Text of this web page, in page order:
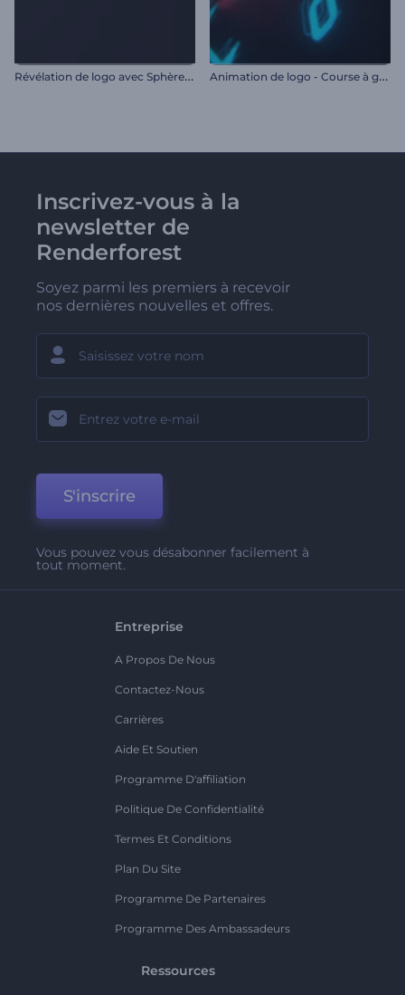
R
évélation de logo avec Sphères en couches A
nimation de logo - Course à grande vitesse
Inscrivez-vous à la
newsletter de
Renderforest
Soyez parmi les premiers à recevoir
nos dernières nouvelles et offres.
S'inscrire
Vous pouvez vous désabonner facilement à
tout moment.
Entreprise
A Propos De Nous
Contactez-Nous
Carrières
Aide Et Soutien
Programme D'affiliation
Politique De Confidentialité
Termes Et Conditions
Plan Du Site
Programme De Partenaires
Programme Des Ambassadeurs
Ressources